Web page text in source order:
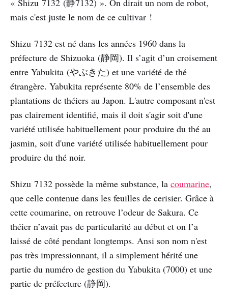
« Shizu 7132 (静7132) ». On dirait un nom de robot,
mais c'est juste le nom de ce cultivar !
Shizu 7132 est né dans les années 1960 dans la
préfecture de Shizuoka (静岡). Il s’agit d’un croisement
entre Yabukita (やぶきた) et une variété de thé
étrangère. Yabukita représente 80% de l’ensemble des
plantations de théiers au Japon. L'autre composant n'est
pas clairement identifié, mais il doit s'agir soit d'une
variété utilisée habituellement pour produire du thé au
jasmin, soit d'une variété utilisée habituellement pour
produire du thé noir.
Shizu 7132 possède la même substance, la coumarine,
que celle contenue dans les feuilles de cerisier. Grâce à
cette coumarine, on retrouve l’odeur de Sakura. Ce
théier n’avait pas de particularité au début et on l’a
laissé de côté pendant longtemps. Ansi son nom n'est
pas très impressionnant, il a simplement hérité une
partie du numéro de gestion du Yabukita (7000) et une
partie de préfecture (静岡).